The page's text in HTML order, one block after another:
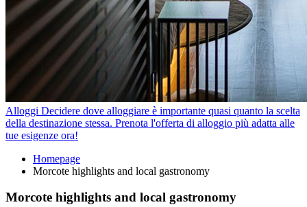
Alloggi Decidere dove alloggiare è importante quasi quanto la scelta
della destinazione stessa. Prenota l'offerta di alloggio più adatta alle
tue esigenze ora!
Homepage
Morcote highlights and local gastronomy
Morcote highlights and local gastronomy